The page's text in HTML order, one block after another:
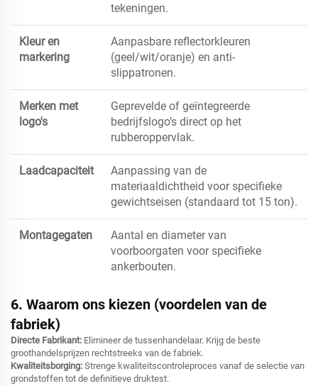
tekeningen.
Kleur en
markering
Aanpasbare reflectorkleuren
(geel/wit/oranje) en anti-
slippatronen.
Merken met
logo's
Geprevelde of geïntegreerde
bedrijfslogo’s direct op het
rubberoppervlak.
Laadcapaciteit
Aanpassing van de
materiaaldichtheid voor specifieke
gewichtseisen (standaard tot 15 ton).
Montagegaten
Aantal en diameter van
voorboorgaten voor specifieke
ankerbouten.
6. Waarom ons kiezen (voordelen van de
fabriek)
Directe Fabrikant: Elimineer de tussenhandelaar. Krijg de beste
groothandelsprijzen rechtstreeks van de fabriek.
Kwaliteitsborging: Strenge kwaliteitscontroleproces vanaf de selectie van
grondstoffen tot de definitieve druktest.